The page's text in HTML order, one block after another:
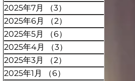
2025年7月
（3）
2025年6月
（2）
2025年5月
（6）
2025年4月
（3）
2025年3月
（2）
2025年1月
（6）